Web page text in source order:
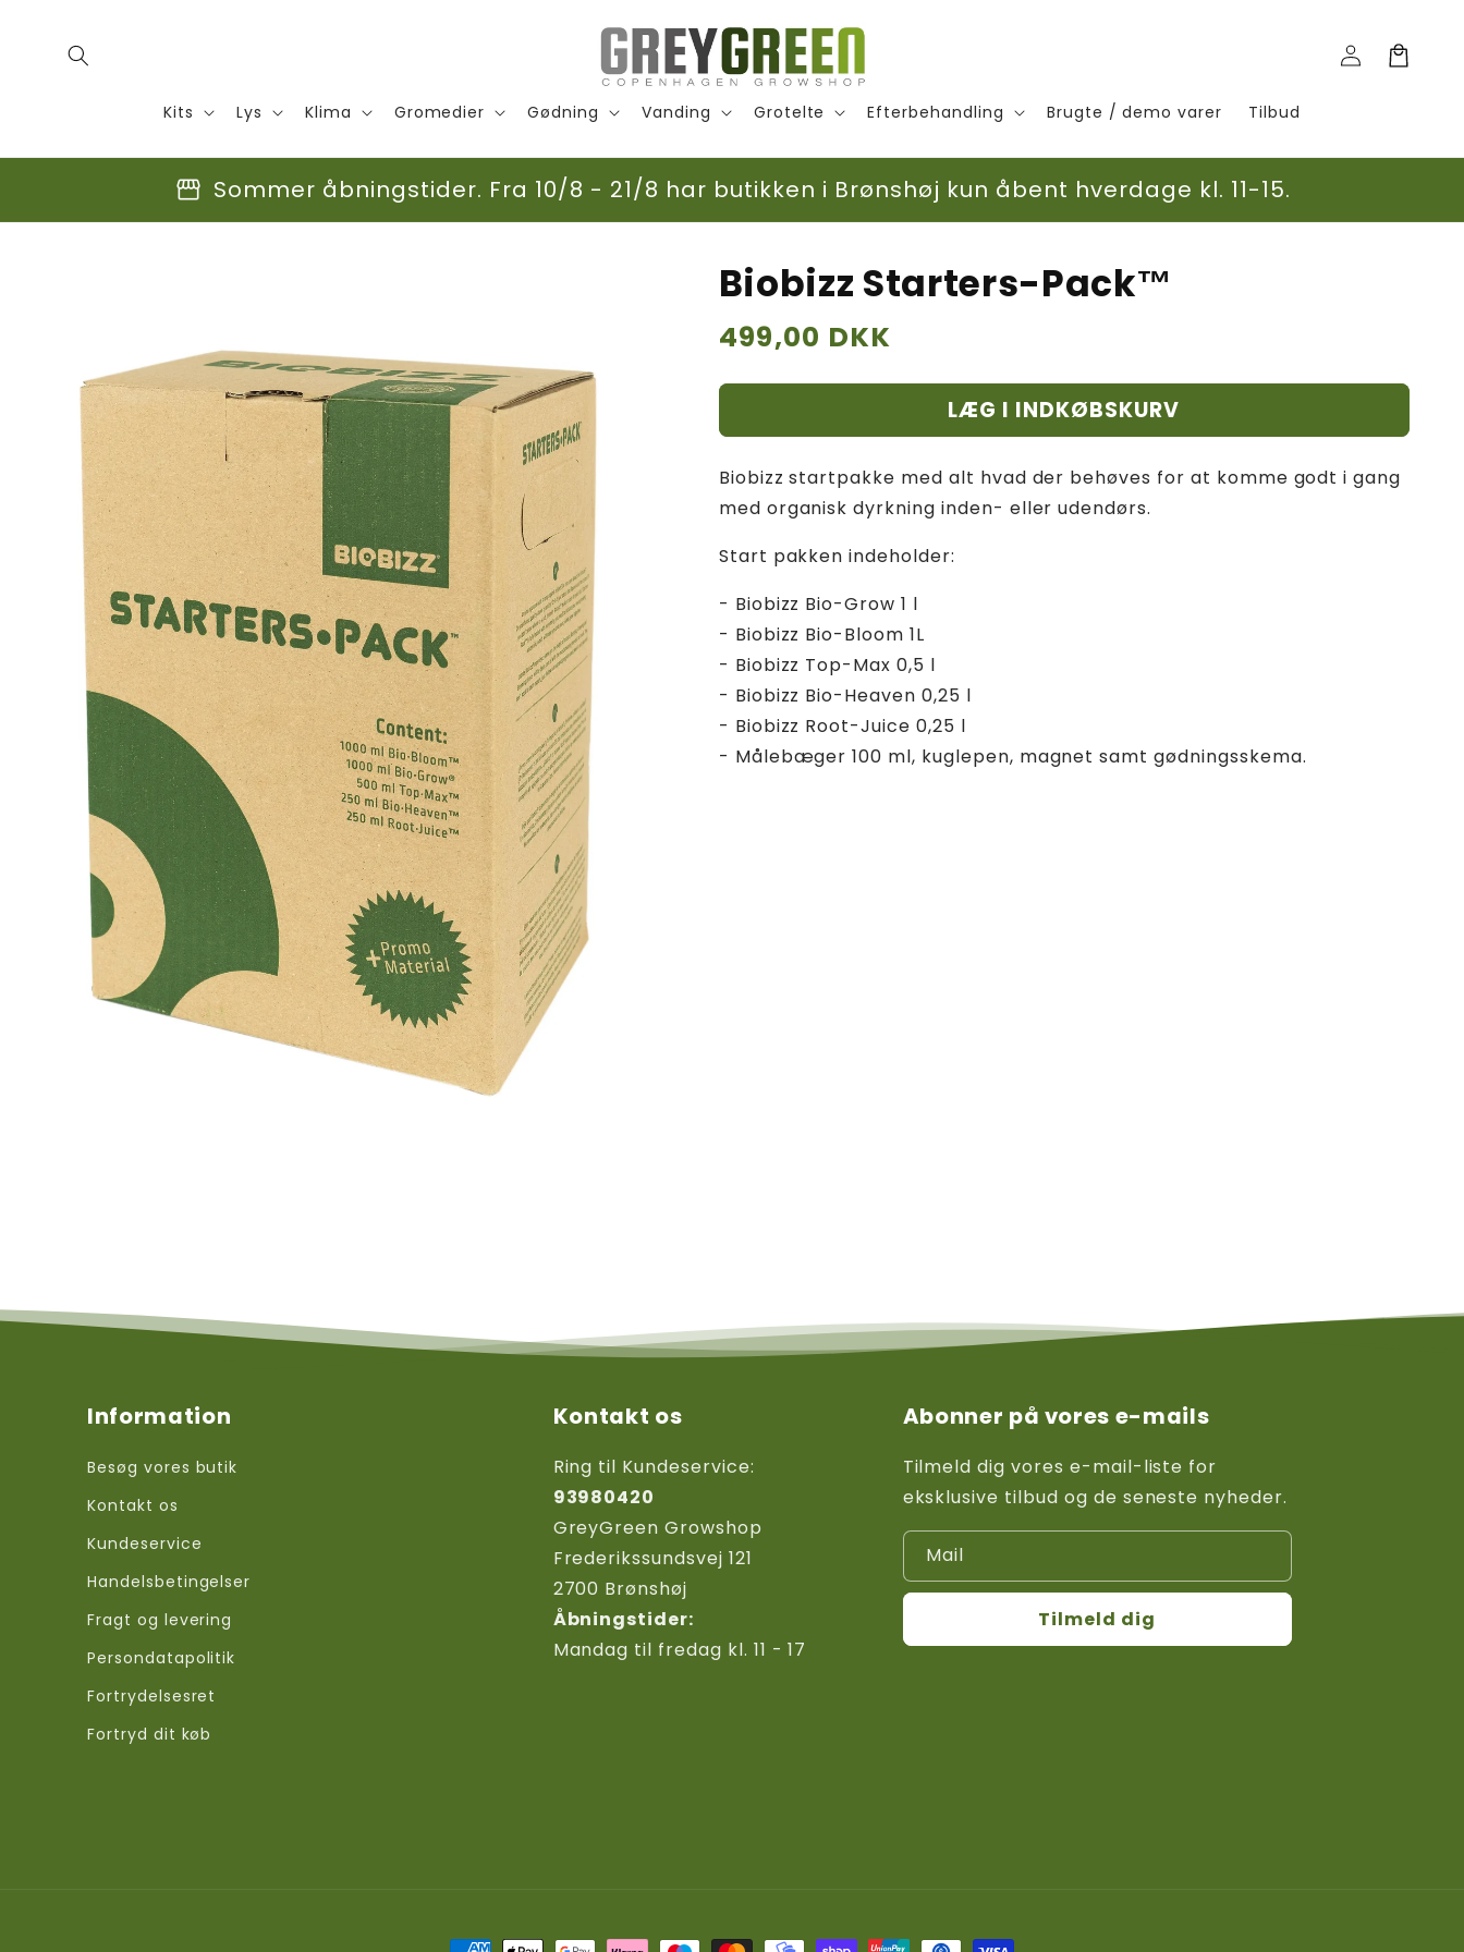
Kits Lys Klima Gromedier Gødning Vanding Grotelte Efterbehandling Brugte / demo varer Tilbud
Log
ind
Indkøbskurv
storefront Sommer åbningstider. Fra 10/8 - 21/8 har butikken i Brønshøj kun åbent hverdage kl. 11-15.
Biobizz Starters-Pack™
Normalpris
499,00 DKK
LÆG I INDKØBSKURV
Biobizz startpakke med alt hvad der behøves for at komme godt i gang
med organisk dyrkning inden- eller udendørs.
Start pakken indeholder:
- Biobizz Bio-Grow 1 l
- Biobizz Bio-Bloom 1L
- Biobizz Top-Max 0,5 l
- Biobizz Bio-Heaven 0,25 l
- Biobizz Root-Juice 0,25 l
- Målebæger 100 ml, kuglepen, magnet samt gødningsskema.
Information
Besøg vores butik
Kontakt os
Kundeservice
Handelsbetingelser
Fragt og levering
Persondatapolitik
Fortrydelsesret
Fortryd dit køb
Kontakt os
Ring til Kundeservice:
93980420
GreyGreen Growshop
Frederikssundsvej 121
2700 Brønshøj
Åbningstider:
Mandag til fredag kl. 11 - 17
Abonner på vores e-mails
Tilmeld dig vores e-mail-liste for
eksklusive tilbud og de seneste nyheder.
Mail
Tilmeld dig